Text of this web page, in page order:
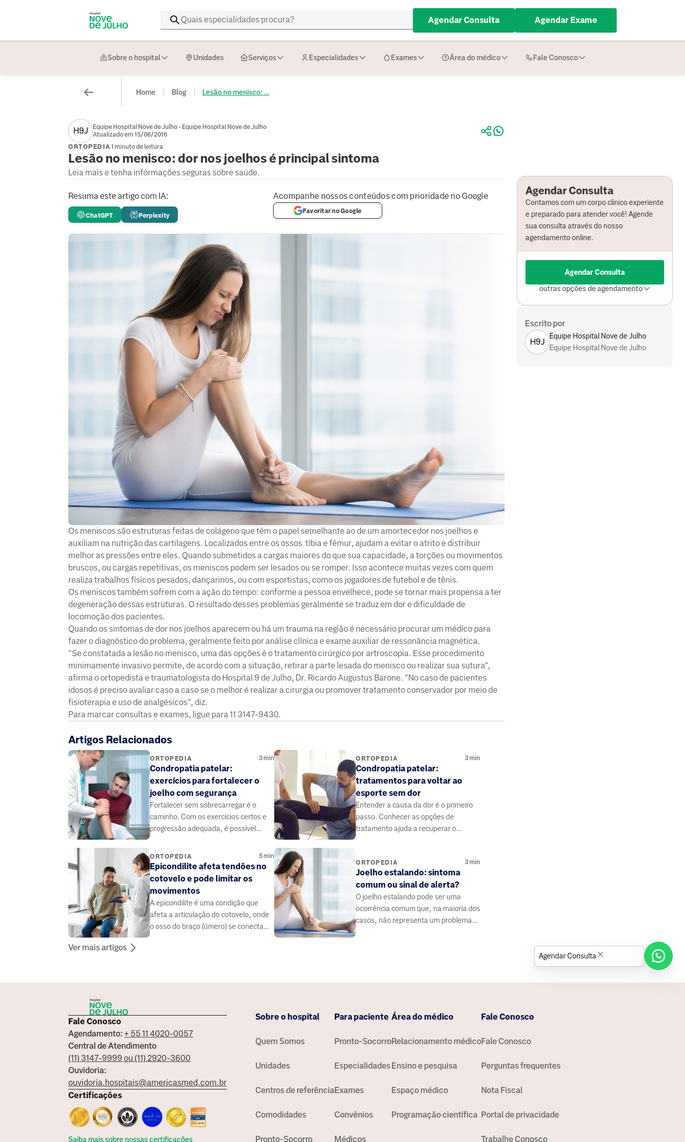
Agendar Consulta Agendar Exame
Sobre o hospital Unidades Serviços Especialidades Exames Área do médico Fale Conosco
Home Blog Lesão no menisco: ...
H9J
Equipe Hospital Nove de Julho - Equipe Hospital Nove de Julho
Atualizado em 15/06/2016
ORTOPEDIA1 minuto de leitura
Lesão no menisco: dor nos joelhos é principal sintoma
Leia mais e tenha informações seguras sobre saúde.
Resuma este artigo com IA:
ChatGPT Perplexity
Acompanhe nossos conteúdos com prioridade no Google
Favoritar no Google
Os meniscos são estruturas feitas de colágeno que têm o papel semelhante ao de um amortecedor nos joelhos e
auxiliam na nutrição das cartilagens. Localizados entre os ossos tíbia e fêmur, ajudam a evitar o atrito e distribuir
melhor as pressões entre eles. Quando submetidos a cargas maiores do que sua capacidade, a torções ou movimentos
bruscos, ou cargas repetitivas, os meniscos podem ser lesados ou se romper. Isso acontece muitas vezes com quem
realiza trabalhos físicos pesados, dançarinos, ou com esportistas, como os jogadores de futebol e de tênis.
Os meniscos também sofrem com a ação do tempo: conforme a pessoa envelhece, pode se tornar mais propensa a ter
degeneração dessas estruturas. O resultado desses problemas geralmente se traduz em dor e dificuldade de
locomoção dos pacientes.
Quando os sintomas de dor nos joelhos aparecem ou há um trauma na região é necessário procurar um médico para
fazer o diagnóstico do problema, geralmente feito por análise clínica e exame auxiliar de ressonância magnética.
"Se constatada a lesão no menisco, uma das opções é o tratamento cirúrgico por artroscopia. Esse procedimento
minimamente invasivo permite, de acordo com a situação, retirar a parte lesada do menisco ou realizar sua sutura",
afirma o ortopedista e traumatologista do Hospital 9 de Julho, Dr. Ricardo Augustus Barone. "No caso de pacientes
idosos é preciso avaliar caso a caso se o melhor é realizar a cirurgia ou promover tratamento conservador por meio de
fisioterapia e uso de analgésicos", diz.
Para marcar consultas e exames, ligue para 11 3147-9430.
Artigos Relacionados
ORTOPEDIA 3min
Condropatia patelar:
exercícios para fortalecer o
joelho com segurança
Fortalecer sem sobrecarregar é o
caminho. Com os exercícios certos e
progressão adequada, é possível
ORTOPEDIA 3min
Condropatia patelar:
tratamentos para voltar ao
esporte sem dor
Entender a causa da dor é o primeiro
passo. Conhecer as opções de
tratamento ajuda a recuperar o
ORTOPEDIA 5min
Epicondilite afeta tendões no
cotovelo e pode limitar os
movimentos
A epicondilite é uma condição que
afeta a articulação do cotovelo, onde
o osso do braço (úmero) se conecta
ORTOPEDIA 3min
Joelho estalando: sintoma
comum ou sinal de alerta?
O joelho estalando pode ser uma
ocorrência comum que, na maioria dos
casos, não representa um problema
Ver mais artigos
Agendar Consulta
Contamos com um corpo clínico experiente
e preparado para atender você! Agende
sua consulta através do nosso
agendamento online.
Agendar Consulta
outras opções de agendamento
Escrito por
H9J
Equipe Hospital Nove de Julho
Equipe Hospital Nove de Julho
Fale Conosco
Agendamento: + 55 11 4020-0057
Central de Atendimento
(11) 3147-9999 ou (11) 2920-3600
Ouvidoria:
ouvidoria.hospitais@americasmed.com.br
Certificações
Saiba mais sobre nossas certificações
Sobre o hospital
Quem Somos
Unidades
Centros de referência
Comodidades
Pronto-Socorro
Para paciente
Pronto-Socorro
Especialidades
Exames
Convênios
Médicos
Área do médico
Relacionamento médico
Ensino e pesquisa
Espaço médico
Programação científica
Fale Conosco
Fale Conosco
Perguntas frequentes
Nota Fiscal
Portal de privacidade
Trabalhe Conosco
Agendar Consulta